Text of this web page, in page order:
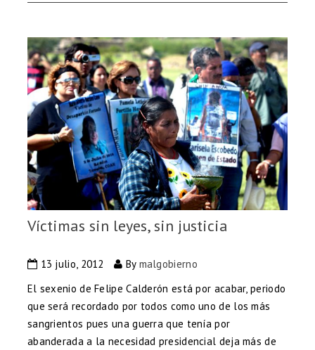
Víctimas sin leyes, sin justicia
13 julio, 2012 By malgobierno
El sexenio de Felipe Calderón está por acabar, periodo
que será recordado por todos como uno de los más
sangrientos pues una guerra que tenía por
abanderada a la necesidad presidencial deja más de